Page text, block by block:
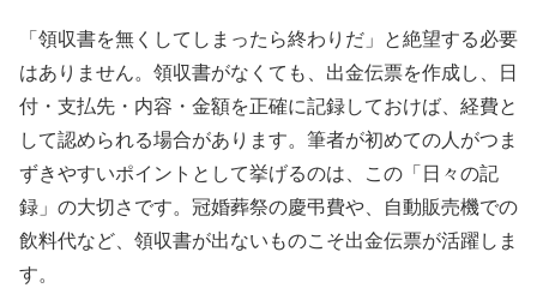
「領収書を無くしてしまったら終わりだ」と絶望する必要
はありません。領収書がなくても、出金伝票を作成し、日
付・支払先・内容・金額を正確に記録しておけば、経費と
して認められる場合があります。筆者が初めての人がつま
ずきやすいポイントとして挙げるのは、この「日々の記
録」の大切さです。冠婚葬祭の慶弔費や、自動販売機での
飲料代など、領収書が出ないものこそ出金伝票が活躍しま
す。